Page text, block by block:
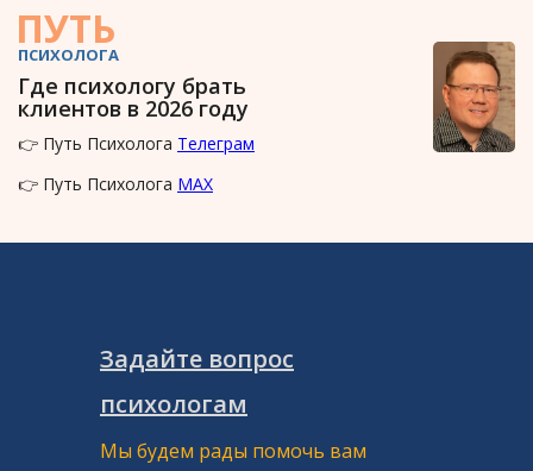
ПУТЬ
ПСИХОЛОГА
Где психологу брать
клиентов в 2026 году
👉 Путь Психолога Телеграм
👉 Путь Психолога MAX
Задайте вопрос
психологам
Мы будем рады помочь вам